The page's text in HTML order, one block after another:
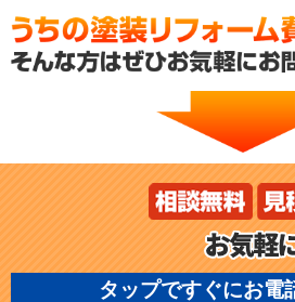
タップですぐにお電